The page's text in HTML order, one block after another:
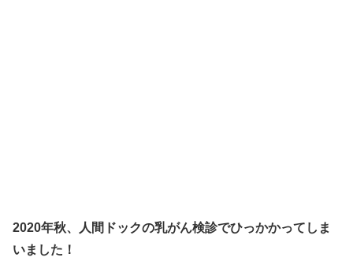
2020年秋、人間ドックの乳がん検診でひっかかってしま
いました！